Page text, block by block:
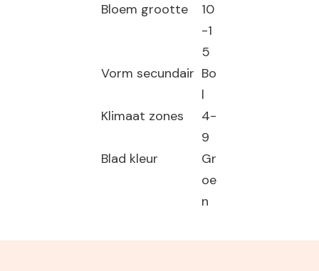
Bloem grootte
10
-1
5
Vorm secundair Bo
l
Klimaat zones
4-
9
Blad kleur
Gr
oe
n